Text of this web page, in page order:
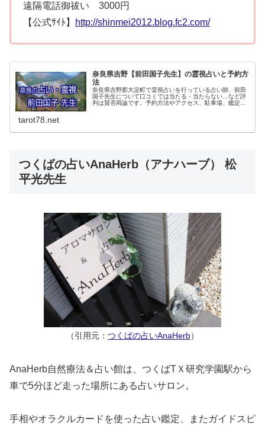
遠隔電話御祓い 3000円
【公式ｻｲﾄ】
http://shinmei2012.blog.fc2.com/
奈良県吉野【前田国子先生】の霊視占いと予約方
法
奈良県吉野郡大淀町で霊視占いを行っている占い師、前田
国子先生について口コミでは当たる・当たらない…など評
判は賛否両論です。予約方法やアクセス、駐車場、鑑定料
tarot78.net
つくばの占いAnaHerb（アナハーブ） 松
平光先生
（引用元： つくばの占いAnaHerb）
AnaHerb自然療法＆占い館は、つくばTＸ研究学園駅から
車で5分ほど走った場所にある占いサロン。
手相やオラクルカードを使った占い鑑定、またガイドスピ